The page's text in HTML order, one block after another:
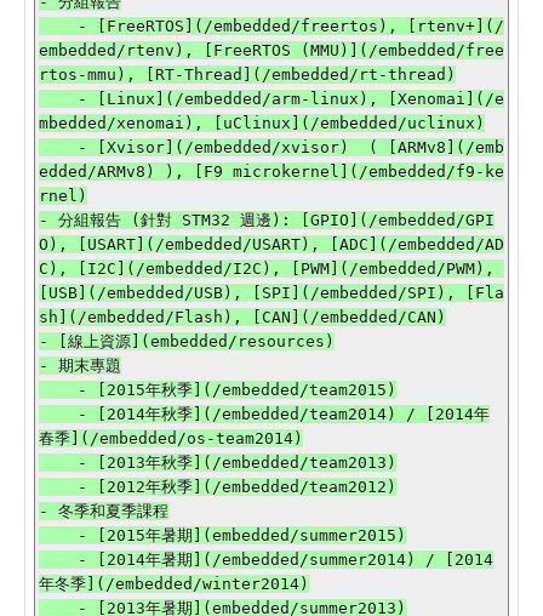
embedded/rtenv), [FreeRTOS (MMU)](/embedded/free
rtos-mmu), [RT-Thread](/embedded/rt-thread)
mbedded/xenomai), [uClinux](/embedded/uclinux)
edded/ARMv8) ), [F9 microkernel](/embedded/f9-ke
rnel)
- 分組報告 (針對 STM32 週邊): [GPIO](/embedded/GPI
O), [USART](/embedded/USART), [ADC](/embedded/AD
C), [I2C](/embedded/I2C), [PWM](/embedded/PWM),
[USB](/embedded/USB), [SPI](/embedded/SPI), [Fla
sh](/embedded/Flash), [CAN](/embedded/CAN)
- [線上資源](embedded/resources)
- 期末專題
春季](/embedded/os-team2014)
- 冬季和夏季課程
年冬季](/embedded/winter2014)